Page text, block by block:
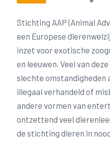
Stichting AAP (Animal
een Europese
inzet voor exotische
en leeuwen. Veel van
slechte omstandigheden
illegaal verhandeld of
andere vormen van
ontzettend veel
de stichting dieren in